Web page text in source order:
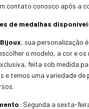
contato conosco após a
de medalhas
, sua personalização
o modelo, a cor e
feita sob medida
e temos uma variedade de
: Segunda a sexta-